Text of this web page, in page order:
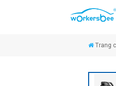
Trang